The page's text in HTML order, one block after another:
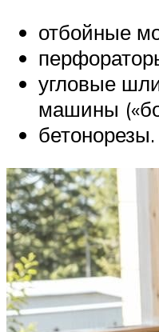
отбойные
угловые
машины
бетонорезы.